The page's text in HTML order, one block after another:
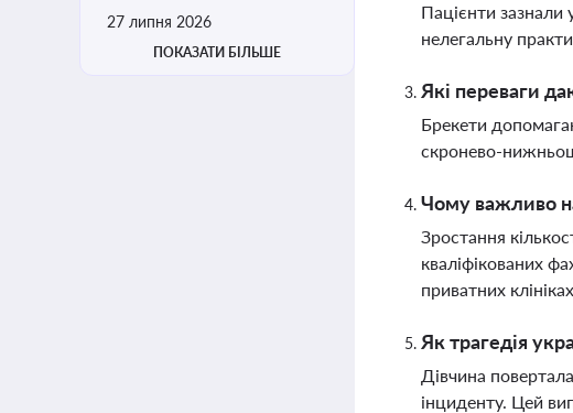
27 липня 2026
ПОКАЗАТИ БІЛЬШЕ
Пацієнти зазнали
нелегальну
Які переваги
Брекети
скронево-
Чому важливо
Зростання
кваліфікованих
приватних
Як трагедія
Дівчина
інциденту. Цей